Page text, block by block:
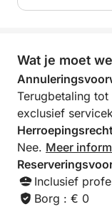
onvergetelijke
canvas,
Wat je moet
Terugbetaling
exclusief
Nee. Meer
Inclusief
Borg : € 0